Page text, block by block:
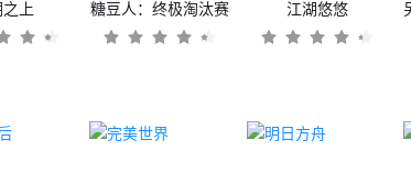
上 糖豆人：终极淘汰赛 江湖悠悠